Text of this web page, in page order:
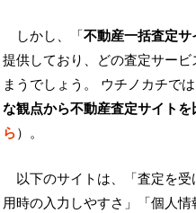
しかし、「不動産一括査定サ
提供しており、どの査定サー
まうでしょう。 ウチノカチでは
な観点から不動産査定サイトを
ら）。
以下のサイトは、「査定を
用時の入力しやすさ」「個人